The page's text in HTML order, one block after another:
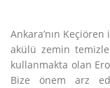
Ankara’nın
akülü zemin
kullanmakta olan
Bize önem arz